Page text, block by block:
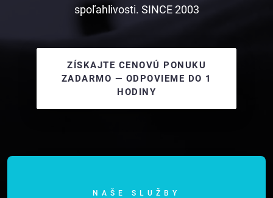
spoľahlivosti. SINCE 2003
ZÍSKAJTE CENOVÚ PONUKU
ZADARMO — ODPOVIEME DO 1
HODINY
NAŠE SLUŽBY